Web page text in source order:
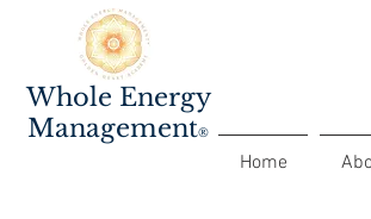
Whole Energy
Management®️
Home